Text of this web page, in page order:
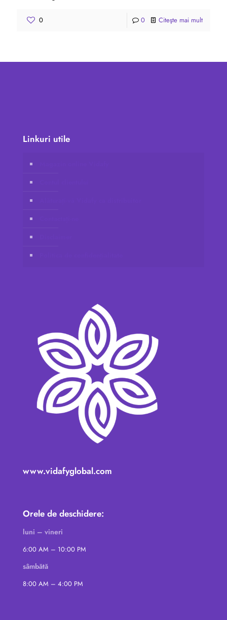
0 0 Citeşte mai mult
Linkuri utile
www.vidafyglobal.com
Orele de deschidere:
luni – vineri
6:00 AM – 10:00 PM
sâmbătă
8:00 AM – 4:00 PM